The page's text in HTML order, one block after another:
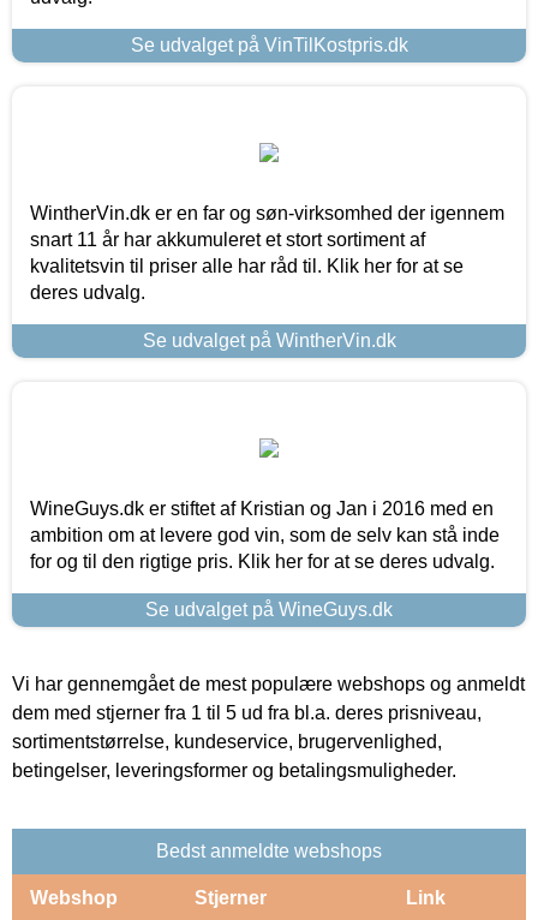
Se udvalget på VinTilKostpris.dk
WintherVin.dk er en far og søn-virksomhed der igennem
snart 11 år har akkumuleret et stort sortiment af
kvalitetsvin til priser alle har råd til. Klik her for at se
deres udvalg.
Se udvalget på WintherVin.dk
WineGuys.dk er stiftet af Kristian og Jan i 2016 med en
ambition om at levere god vin, som de selv kan stå inde
for og til den rigtige pris. Klik her for at se deres udvalg.
Se udvalget på WineGuys.dk
Vi har gennemgået de mest populære webshops og anmeldt
dem med stjerner fra 1 til 5 ud fra bl.a. deres prisniveau,
sortimentstørrelse, kundeservice, brugervenlighed,
betingelser, leveringsformer og betalingsmuligheder.
Bedst anmeldte webshops
Webshop Stjerner Link